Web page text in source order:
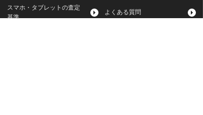
スマホ・タブレットの査定
基準
よくある質問